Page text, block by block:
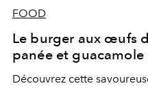
FOOD
Le burger aux œufs
panée et guacamole
Découvrez cette